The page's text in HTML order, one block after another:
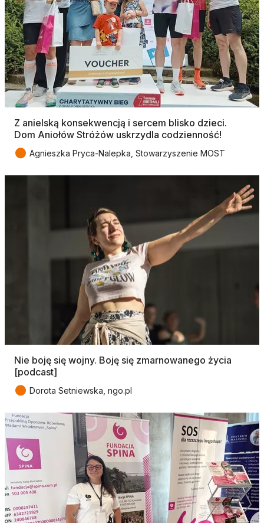
Z anielską konsekwencją i sercem blisko dzieci.
Dom Aniołów Stróżów uskrzydla codzienność!
● Agnieszka Pryca-Nalepka, Stowarzyszenie MOST
Nie boję się wojny. Boję się zmarnowanego życia
[podcast]
● Dorota Setniewska, ngo.pl